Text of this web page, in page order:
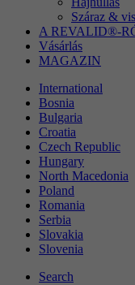
Száraz &
A REVALID®-
Vásárlás
MAGAZIN
International
Bosnia
Bulgaria
Croatia
Czech Republic
Hungary
North Macedonia
Poland
Romania
Serbia
Slovakia
Slovenia
Search